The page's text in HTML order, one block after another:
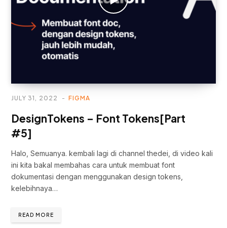
FIGMA
JULY 31, 2022
DesignTokens – Font Tokens[Part
#5]
Halo, Semuanya. kembali lagi di channel thedei, di video kali
ini kita bakal membahas cara untuk membuat font
dokumentasi dengan menggunakan design tokens,
kelebihnaya…
READ MORE